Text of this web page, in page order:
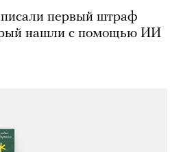
первый штраф
нашли с помощью ИИ